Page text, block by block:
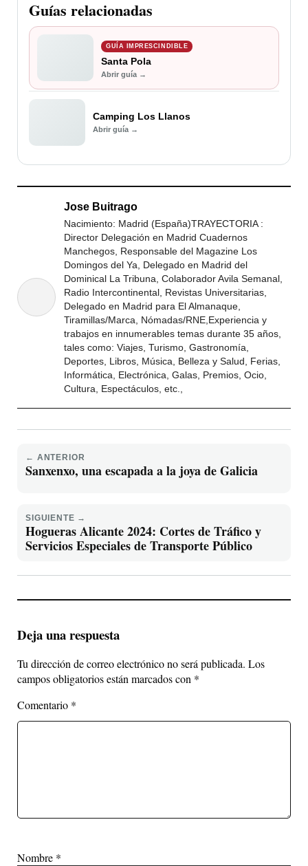
Guías relacionadas
GUÍA IMPRESCINDIBLE
Santa Pola
Abrir guía →
Camping Los Llanos
Abrir guía →
Jose Buitrago
Nacimiento: Madrid (España)TRAYECTORIA :
Director Delegación en Madrid Cuadernos
Manchegos, Responsable del Magazine Los
Domingos del Ya, Delegado en Madrid del
Dominical La Tribuna, Colaborador Avila Semanal,
Radio Intercontinental, Revistas Universitarias,
Delegado en Madrid para El Almanaque,
Tiramillas/Marca, Nómadas/RNE,Experiencia y
trabajos en innumerables temas durante 35 años,
tales como: Viajes, Turismo, Gastronomía,
Deportes, Libros, Música, Belleza y Salud, Ferias,
Informática, Electrónica, Galas, Premios, Ocio,
Cultura, Espectáculos, etc.,
← ANTERIOR
Sanxenxo, una escapada a la joya de Galicia
SIGUIENTE →
Hogueras Alicante 2024: Cortes de Tráfico y
Servicios Especiales de Transporte Público
Deja una respuesta
Tu dirección de correo electrónico no será publicada. Los
campos obligatorios están marcados con *
Comentario *
Nombre *